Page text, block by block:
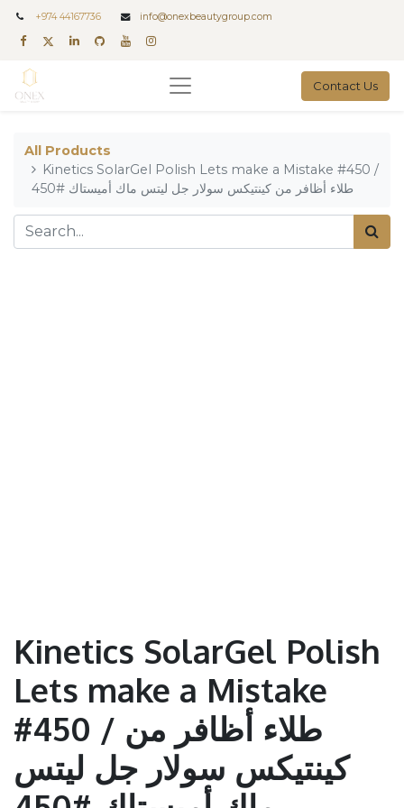
+974 44167736 info@onexbeautygroup.com
Contact Us
All Products
Kinetics SolarGel Polish Lets make a Mistake #450 /
طلاء أظافر من كينتيكس سولار جل ليتس ماك أميستاك #450
Kinetics SolarGel Polish
Lets make a Mistake
#450 / طلاء أظافر من
كينتيكس سولار جل ليتس